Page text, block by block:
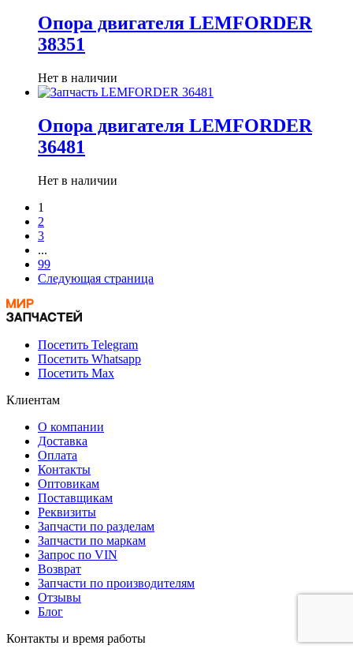
Опора двигателя LEMFORDER
38351
Нет в наличии
Опора двигателя LEMFORDER
36481
Нет в наличии
1
2
3
...
99
Следующая страница
Посетить Telegram
Посетить Whatsapp
Посетить Max
Клиентам
О компании
Доставка
Оплата
Контакты
Оптовикам
Поставщикам
Реквизиты
Запчасти по разделам
Запчасти по маркам
Запрос по VIN
Возврат
Запчасти по производителям
Отзывы
Блог
Контакты и время работы